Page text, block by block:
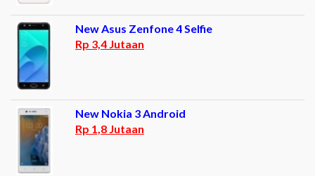
New Asus Zenfone 4 Selfie
Rp 3,4 Jutaan
New Nokia 3 Android
Rp 1,8 Jutaan